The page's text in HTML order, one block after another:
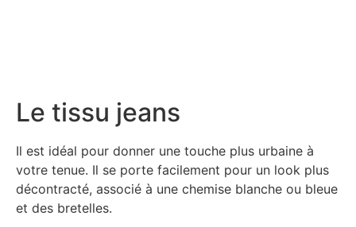
Le tissu jeans
Il est idéal pour donner une touche plus urbaine à
votre tenue. Il se porte facilement pour un look plus
décontracté, associé à une chemise blanche ou bleue
et des bretelles.